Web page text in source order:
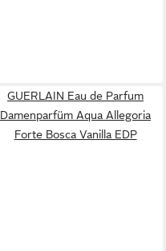
GUERLAIN Eau de Parfum
Damenparfüm Aqua Allegoria
Forte Bosca Vanilla EDP